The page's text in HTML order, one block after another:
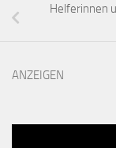
Helferinnen
ANZEIGEN